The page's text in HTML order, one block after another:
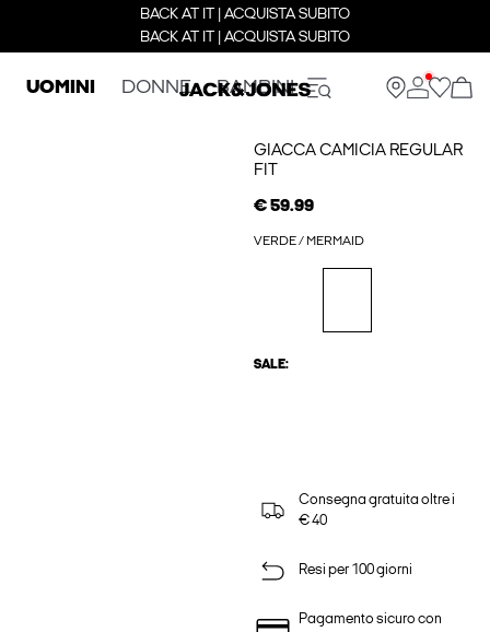
BACK AT IT | ACQUISTA SUBITO
BACK AT IT | ACQUISTA SUBITO
UOMINI DONNE BAMBINI
GIACCA CAMICIA REGULAR
FIT
€ 59.99
VERDE / MERMAID
SALE:
Consegna gratuita oltre i
€ 40
Resi per 100 giorni
Pagamento sicuro con